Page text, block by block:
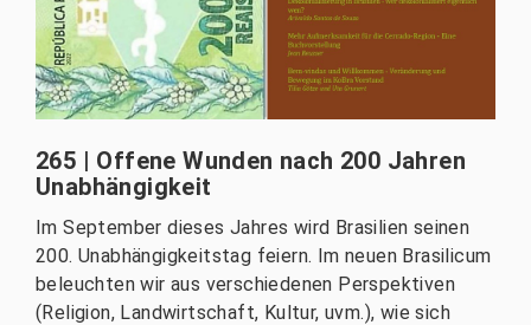
265 | Offene Wunden nach 200 Jahren
Unabhängigkeit
Im September dieses Jahres wird Brasilien seinen
200. Unabhängigkeitstag feiern. Im neuen Brasilicum
beleuchten wir aus verschiedenen Perspektiven
(Religion, Landwirtschaft, Kultur, uvm.), wie sich